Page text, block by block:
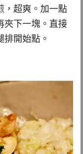
，超爽。加一點
夾下一塊。直接
開始點。